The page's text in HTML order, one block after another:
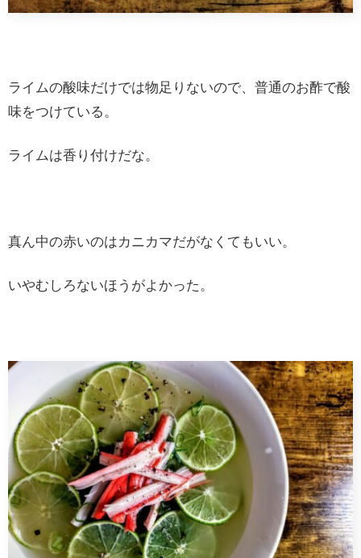
ライムの酸味だけでは物足りないので、普通のお酢で酸
味をつけている。
ライムは香り付けだな。
真ん中の赤いのはカニカマだがなくてもいい。
いやむしろないほうがよかった。